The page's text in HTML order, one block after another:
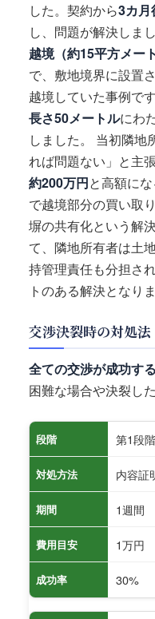
した。契約から3カ月
し、問題が解決しま
越境（約15平方メー
で、敷地境界に設置
越境していた事例で
長さ50メートルにわ
しました。 当初隣地
れば問題ない」と主
約200万円と高額に
で越境部分の買い取
塀の共有化という解
て、隣地所有者は土
持管理責任も分担さ
トのある解決となりま
交渉決裂時の対処法
全ての交渉が成功す
困難な場合や決裂し
段階 第1段階
対処方法 内容証
期間 1週間
費用目安 1万円
成功率 30%